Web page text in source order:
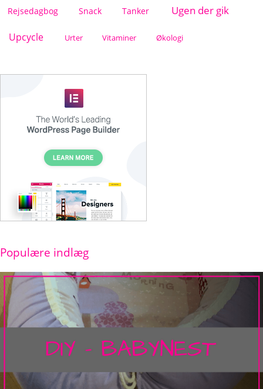
Rejsedagbog Snack Tanker Ugen der gik
Upcycle Urter Vitaminer Økologi
Populære indlæg